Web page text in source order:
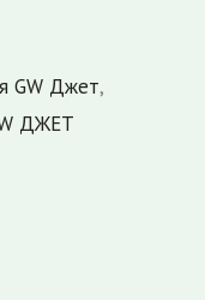
GW Джет,
ДЖЕТ